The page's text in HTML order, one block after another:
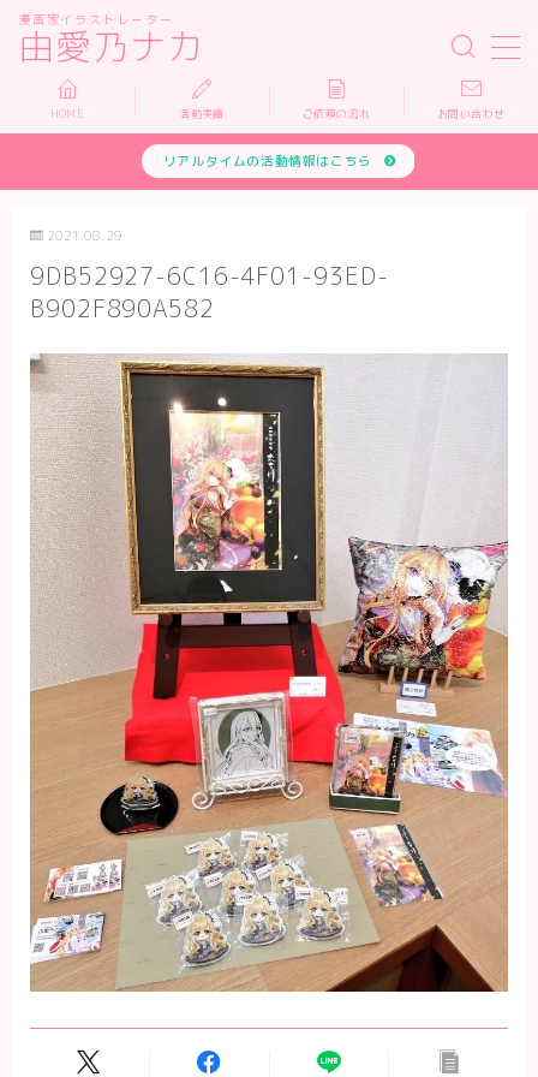
由愛乃ナカ
漫画家イラストレーター
MENU
活動実績
依頼について
お問い合わせ
HOME 活動実績 ご依頼の流れ お問い合わせ
リアルタイムの活動情報はこちら
2021.08.29
9DB52927-6C16-4F01-93ED-
B902F890A582